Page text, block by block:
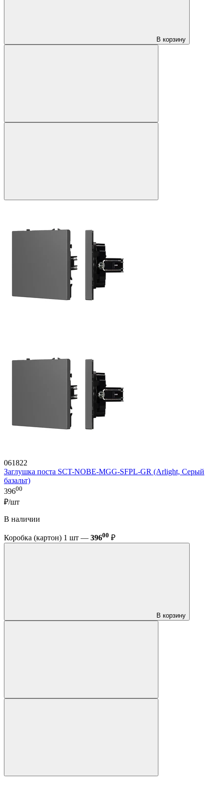
В корзину
061822
Заглушка поста SCT-NOBE-MGG-SFPL-GR (Arlight, Серый
базальт)
39600
₽/шт
В наличии
Коробка (картон) 1 шт — 39600 ₽
В корзину